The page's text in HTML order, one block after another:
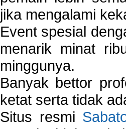
jika mengalami
Event spesial
menarik minat
minggunya.
Banyak bettor
ketat serta tidak
Situs resmi